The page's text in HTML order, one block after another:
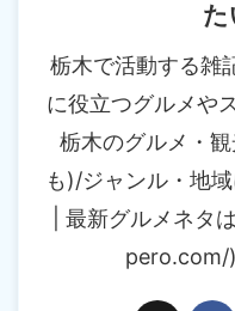
た
栃木で活動する雑
に役立つグルメや
栃木のグルメ・
も)/ジャンル・地
| 最新グルメネ
pero.com/